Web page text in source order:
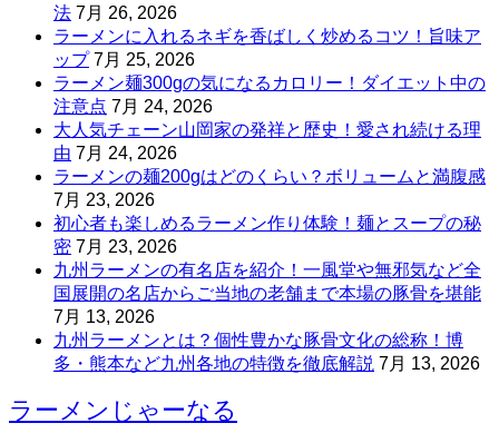
法 7月 26, 2026
ラーメンに入れるネギを香ばしく炒めるコツ！旨味ア
ップ 7月 25, 2026
ラーメン麺300gの気になるカロリー！ダイエット中の
注意点 7月 24, 2026
大人気チェーン山岡家の発祥と歴史！愛され続ける理
由 7月 24, 2026
ラーメンの麺200gはどのくらい？ボリュームと満腹感
7月 23, 2026
初心者も楽しめるラーメン作り体験！麺とスープの秘
密 7月 23, 2026
九州ラーメンの有名店を紹介！一風堂や無邪気など全
国展開の名店からご当地の老舗まで本場の豚骨を堪能
7月 13, 2026
九州ラーメンとは？個性豊かな豚骨文化の総称！博
多・熊本など九州各地の特徴を徹底解説 7月 13, 2026
ラーメンじゃーなる